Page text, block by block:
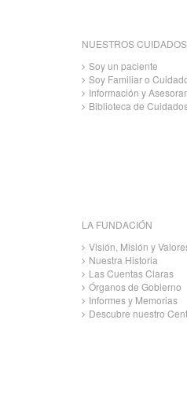
NUESTROS CUIDADOS
Soy un paciente
Soy Familiar o
Información y
Biblioteca de
LA FUNDACIÓN
Visión, Misión y
Nuestra Historia
Las Cuentas Claras
Órganos de Gobierno
Informes y Memorias
Descubre nuestro